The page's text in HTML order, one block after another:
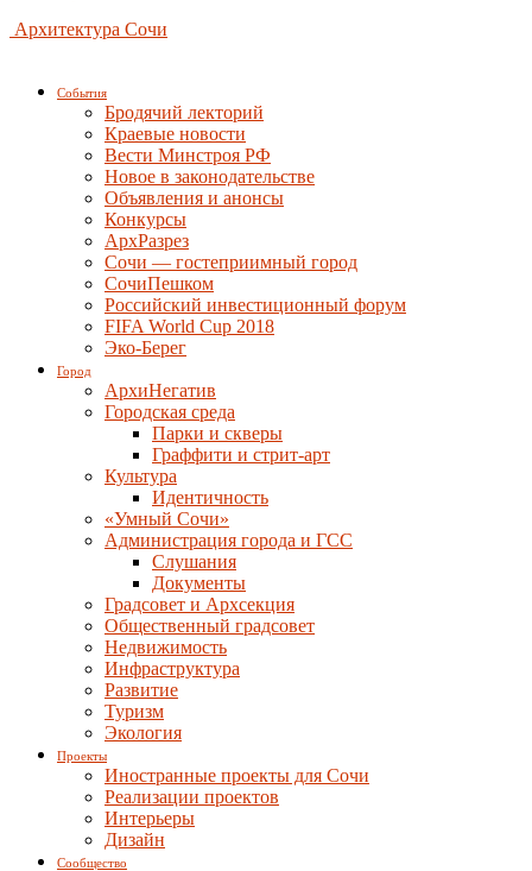
Архитектура Сочи
События
Бродячий лекторий
Краевые новости
Вести Минстроя РФ
Новое в законодательстве
Объявления и анонсы
Конкурсы
АрхРазрез
Сочи — гостеприимный город
СочиПешком
Российский инвестиционный форум
FIFA World Cup 2018
Эко-Берег
Город
АрхиНегатив
Городская среда
Парки и скверы
Граффити и стрит-арт
Культура
Идентичность
«Умный Сочи»
Администрация города и ГСС
Слушания
Документы
Градсовет и Архсекция
Общественный градсовет
Недвижимость
Инфраструктура
Развитие
Туризм
Экология
Проекты
Иностранные проекты для Сочи
Реализации проектов
Интерьеры
Дизайн
Сообщество